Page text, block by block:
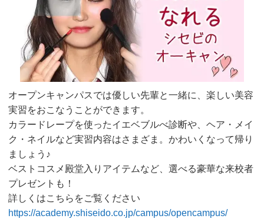
オープンキャンパスでは優しい先輩と一緒に、楽しい美容
実習をおこなうことができます。
カラードレープを使ったイエベブルべ診断や、ヘア・メイ
ク・ネイルなど実習内容はさまざま。かわいくなって帰り
ましょう♪
ベストコスメ殿堂入りアイテムなど、選べる豪華な来校者
プレゼントも！
詳しくはこちらをご覧ください
https://academy.shiseido.co.jp/campus/opencampus/